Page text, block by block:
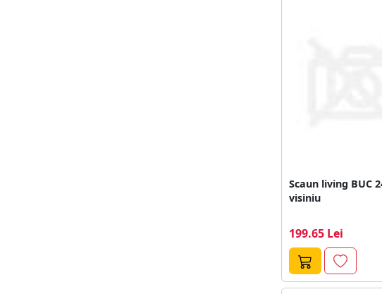
Scaun living BUC
visiniu
199.65 Lei